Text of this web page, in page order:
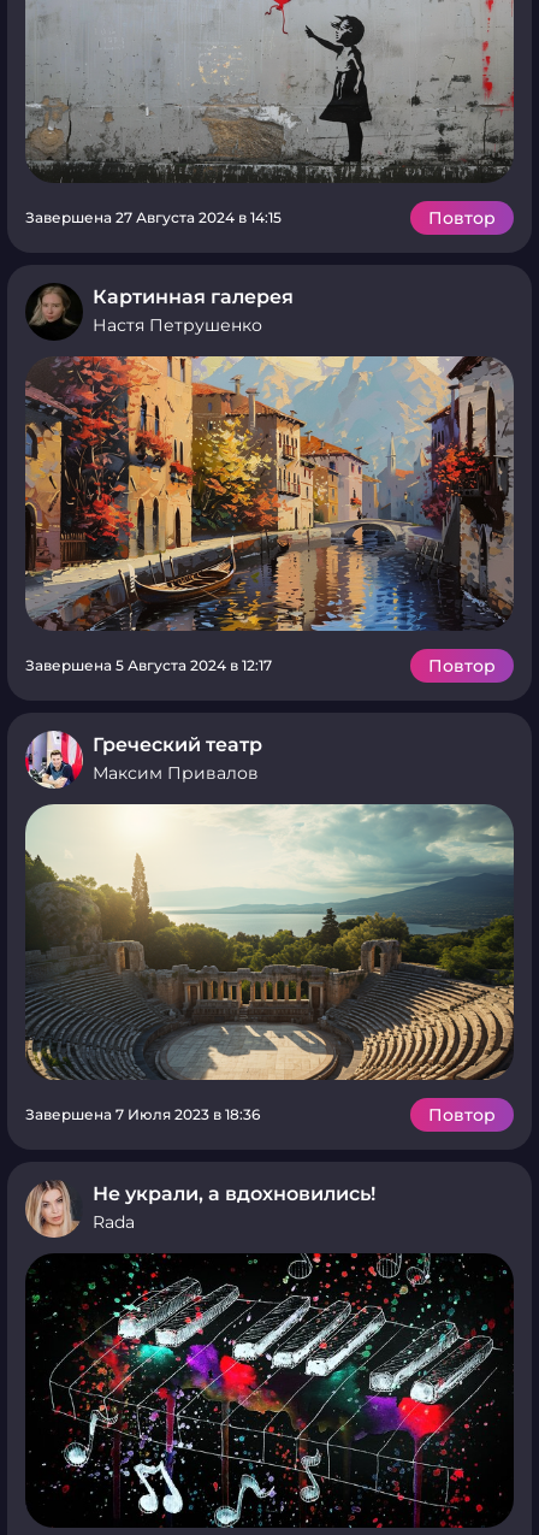
Завершена 27 Августа 2024 в 14:15 Повтор
Картинная галерея
Настя Петрушенко
Завершена 5 Августа 2024 в 12:17 Повтор
Греческий театр
Максим Привалов
Завершена 7 Июля 2023 в 18:36 Повтор
Не украли, а вдохновились!
Rada